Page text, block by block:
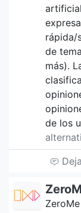
rápida/
de
más).
de los